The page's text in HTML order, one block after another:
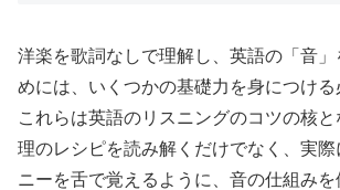
洋楽を歌詞なしで理解し、英語の「音
めには、いくつかの基礎力を身につける
これらは英語のリスニングのコツの核
理のレシピを読み解くだけでなく、実
ニーを舌で覚えるように、音の仕組みを